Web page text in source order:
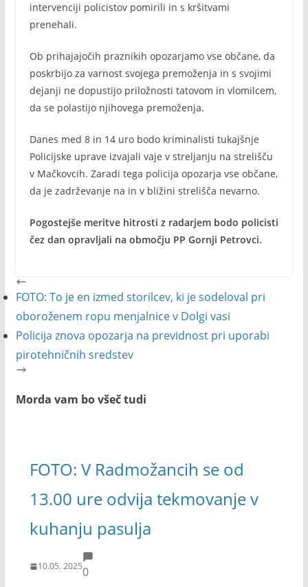
intervenciji policistov pomirili in s kršitvami
prenehali.
Ob prihajajočih praznikih opozarjamo vse občane, da
poskrbijo za varnost svojega premoženja in s svojimi
dejanji ne dopustijo priložnosti tatovom in vlomilcem,
da se polastijo njihovega premoženja.
Danes med 8 in 14 uro bodo kriminalisti tukajšnje
Policijske uprave izvajali vaje v streljanju na strelišču
v Mačkovcih. Zaradi tega policija opozarja vse občane,
da je zadrževanje na in v bližini strelišča nevarno.
Pogostejše meritve hitrosti z radarjem bodo policisti
čez dan opravljali na območju PP Gornji Petrovci.
FOTO: To je en izmed storilcev, ki je sodeloval pri
oboroženem ropu menjalnice v Dolgi vasi
Policija znova opozarja na previdnost pri uporabi
pirotehničnih sredstev
Morda vam bo všeč tudi
FOTO: V Radmožancih se od
13.00 ure odvija tekmovanje v
kuhanju pasulja
10.05. 20250